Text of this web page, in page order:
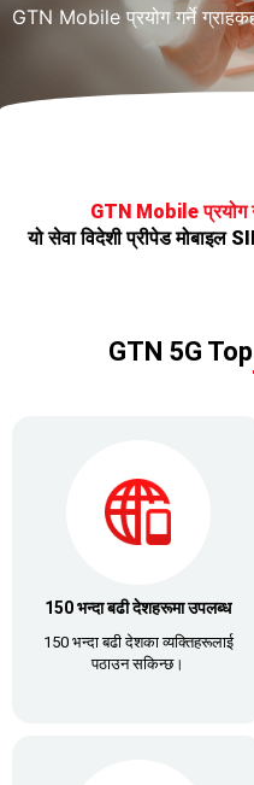
GTN Mobile प्रयोग गर्ने
GTN Mobile प्रयोग
यो सेवा विदेशी प्रीपेड मोबाइल
GTN 5G
150 भन्दा बढी देशहरूमा उपलब्ध
150 भन्दा बढी देशका व्यक्तिहरूलाई
पठाउन सकिन्छ।